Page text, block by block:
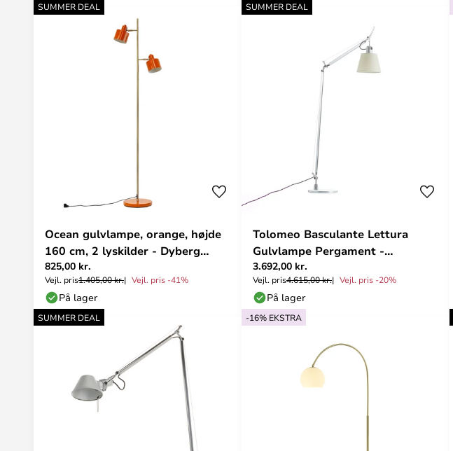
SUMMER DEAL
Ocean gulvlampe, orange, højde
160 cm, 2 lyskilder - Dyberg
Larsen
825,00 kr.
Vejl. pris1.405,00 kr. Vejl. pris -41%
På lager
SUMMER DEAL
Tolomeo Basculante Lettura
Gulvlampe Pergament -
Artemide
3.692,00 kr.
Vejl. pris4.615,00 kr. Vejl. pris -20%
På lager
SUMMER DEAL -16% EKSTRA